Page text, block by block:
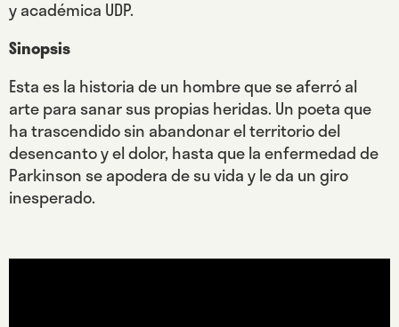
y académica UDP.
Sinopsis
Esta es la historia de un hombre que se aferró al
arte para sanar sus propias heridas. Un poeta que
ha trascendido sin abandonar el territorio del
desencanto y el dolor, hasta que la enfermedad de
Parkinson se apodera de su vida y le da un giro
inesperado.